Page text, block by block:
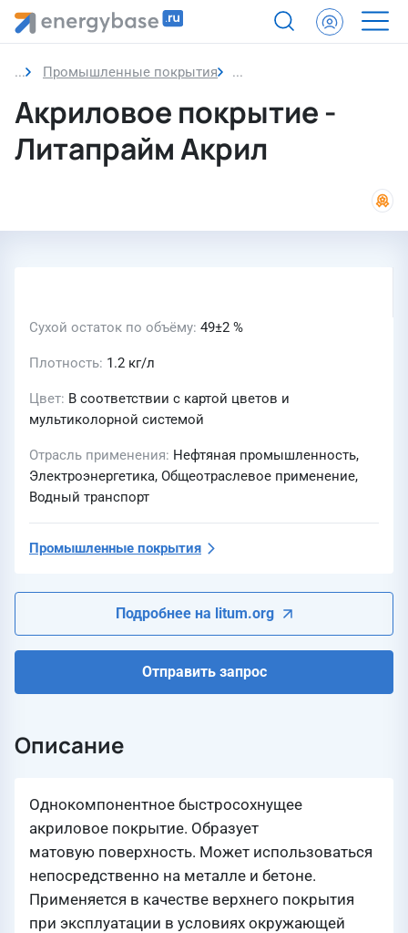
Промышленные покрытия Акриловое покрытие
Акриловое покрытие -
Литапрайм Акрил
Сухой остаток по объёму 49±2 %
Плотность 1.2 кг/л
Цвет В соответствии с картой цветов и
мультиколорной системой
Отрасль применения Нефтяная промышленность,
Электроэнергетика, Общеотраслевое применение,
Водный транспорт
Промышленные покрытия
Подробнее на litum.org
Отправить запрос
Описание
Однокомпонентное быстросохнущее
акриловое покрытие. Образует
матовую поверхность. Может использоваться
непосредственно на металле и бетоне.
Применяется в качестве верхнего покрытия
при эксплуатации в условиях окружающей